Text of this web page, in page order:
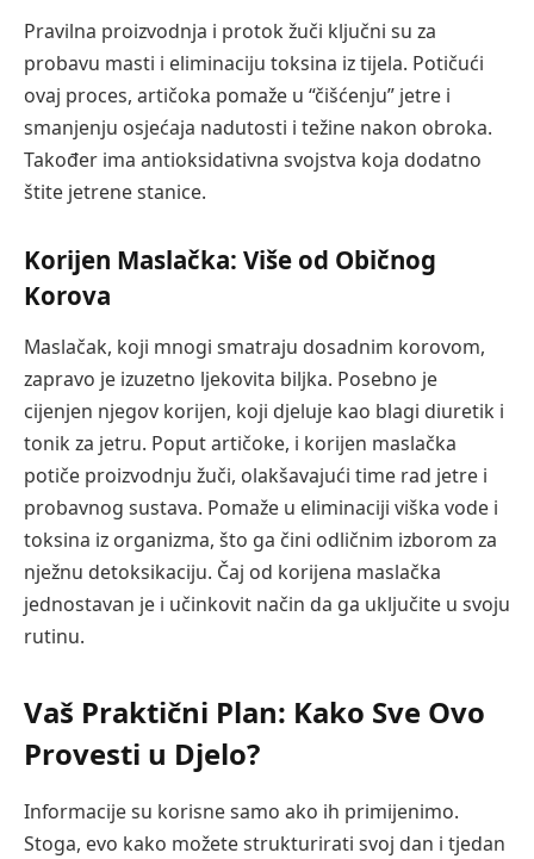
Pravilna proizvodnja i protok žuči ključni su za
probavu masti i eliminaciju toksina iz tijela. Potičući
ovaj proces, artičoka pomaže u “čišćenju” jetre i
smanjenju osjećaja nadutosti i težine nakon obroka.
Također ima antioksidativna svojstva koja dodatno
štite jetrene stanice.
Korijen Maslačka: Više od Običnog
Korova
Maslačak, koji mnogi smatraju dosadnim korovom,
zapravo je izuzetno ljekovita biljka. Posebno je
cijenjen njegov korijen, koji djeluje kao blagi diuretik i
tonik za jetru. Poput artičoke, i korijen maslačka
potiče proizvodnju žuči, olakšavajući time rad jetre i
probavnog sustava. Pomaže u eliminaciji viška vode i
toksina iz organizma, što ga čini odličnim izborom za
nježnu detoksikaciju. Čaj od korijena maslačka
jednostavan je i učinkovit način da ga uključite u svoju
rutinu.
Vaš Praktični Plan: Kako Sve Ovo
Provesti u Djelo?
Informacije su korisne samo ako ih primijenimo.
Stoga, evo kako možete strukturirati svoj dan i tjedan